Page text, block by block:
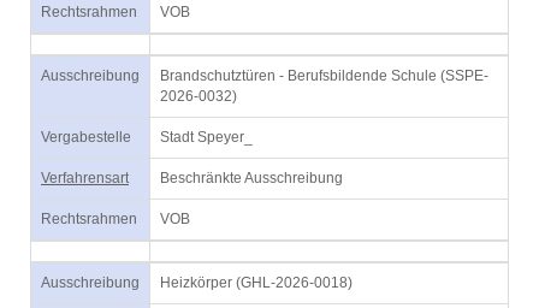
Rechtsrahmen VOB
Ausschreibung
Brandschutztüren - Berufsbildende Schule (SSPE-
2026-0032)
Vergabestelle Stadt Speyer_
Verfahrensart Beschränkte Ausschreibung
Rechtsrahmen VOB
Ausschreibung Heizkörper (GHL-2026-0018)